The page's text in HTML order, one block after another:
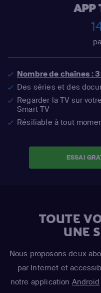
APP
Nombre de chaînes :
Des séries et des
Regarder la TV sur
Smart TV
Résiliable à tout
ESSAI
TOUTE
UNE
Nous proposons deux
par Internet et
notre application Android